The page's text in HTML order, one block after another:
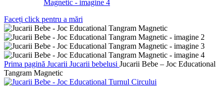
Faceți click pentru a mări
Prima pagină Jucarii Jucarii bebelusi Jucarii Bebe – Joc Educational
Tangram Magnetic